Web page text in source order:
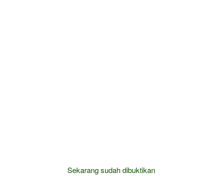
Sekarang sudah dibuktikan